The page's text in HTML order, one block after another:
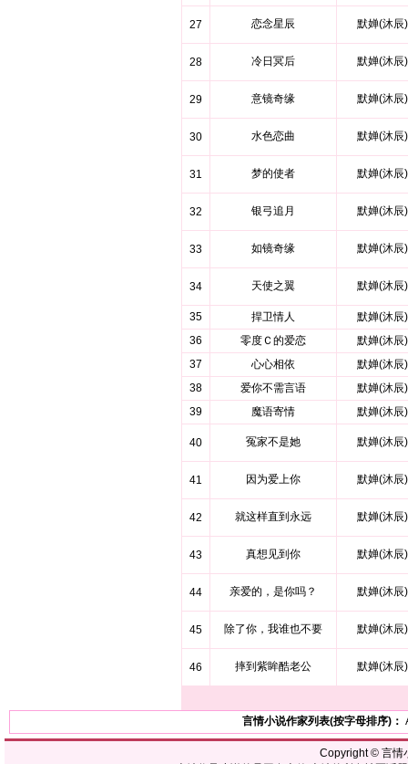
27 恋念星辰 默婵(沐辰)
28 冷日冥后 默婵(沐辰)
29 意镜奇缘 默婵(沐辰)
30 水色恋曲 默婵(沐辰)
31 梦的使者 默婵(沐辰)
32 银弓追月 默婵(沐辰)
33 如镜奇缘 默婵(沐辰)
34 天使之翼 默婵(沐辰)
35 捍卫情人
默婵(沐辰)
36
零度Ｃ的爱恋
默婵(沐辰)
37
心心相依
默婵(沐辰)
38
爱你不需言语
默婵(沐辰)
39
魔语寄情 默婵(沐辰)
40 冤家不是她 默婵(沐辰)
41 因为爱上你 默婵(沐辰)
42 就这样直到永远 默婵(沐辰)
43 真想见到你 默婵(沐辰)
44 亲爱的，是你吗？ 默婵(沐辰)
45 除了你，我谁也不要 默婵(沐辰)
46 摔到紫眸酷老公 默婵(沐辰)
言情小说作家列表(按字母排序)：
Copyright © 言情